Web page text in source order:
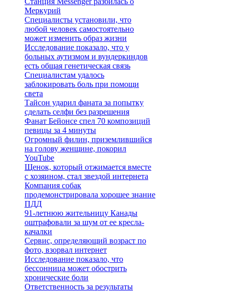
Меркурий
Специалисты установили, что
любой человек самостоятельно
может изменить образ жизни
Исследование показало, что у
больных аутизмом и вундеркиндов
есть общая генетическая связь
Специалистам удалось
заблокировать боль при помощи
света
Тайсон ударил фаната за попытку
сделать селфи без разрешения
Фанат Бейонсе спел 70 композиций
певицы за 4 минуты
Огромный филин, приземлившийся
на голову женщине, покорил
YouTube
Щенок, который отжимается вместе
с хозяином, стал звездой интернета
Компания собак
продемонстрировала хорошее знание
ПДД
91-летнюю жительницу Канады
оштрафовали за шум от ее кресла-
качалки
Сервис, определяющий возраст по
фото, взорвал интернет
Исследование показало, что
бессонница может обострить
хронические боли
Ответственность за результаты